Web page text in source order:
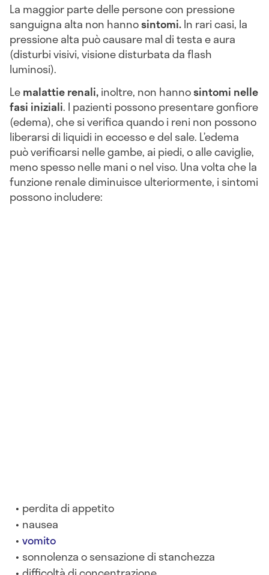
La maggior parte delle persone con pressione
sanguigna alta non hannosintomi.In rari casi, la
pressione alta può causare mal di testa e aura
(disturbi visivi, visione disturbata da flash
luminosi).
Lemalattie renali,inoltre, non hannosintomi nelle
fasi iniziali. I pazienti possono presentare gonfiore
(edema), che si verifica quando i reni non possono
liberarsi di liquidi in eccesso e del sale. L’edema
può verificarsi nelle gambe, ai piedi, o alle caviglie,
meno spesso nelle mani o nel viso. Una volta che la
funzione renale diminuisce ulteriormente, i sintomi
possono includere:
perdita di appetito
nausea
vomito
sonnolenza o sensazione di stanchezza